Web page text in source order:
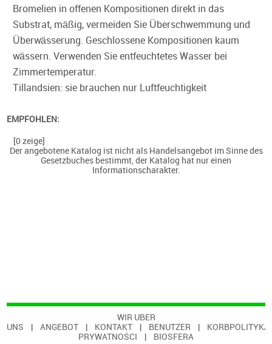
Bromelien in offenen Kompositionen direkt in das
Substrat, mäßig, vermeiden Sie Überschwemmung und
Überwässerung. Geschlossene Kompositionen kaum
wässern. Verwenden Sie entfeuchtetes Wasser bei
Zimmertemperatur.
Tillandsien: sie brauchen nur Luftfeuchtigkeit
EMPFOHLEN:
[0 zeige]
Der angebotene Katalog ist nicht als Handelsangebot im Sinne des
Gesetzbuches bestimmt, der Katalog hat nur einen
Informationscharakter.
WIR UBER
UNS |ANGEBOT | KONTAKT | BENUTZER | KORBPOLITYKA
PRYWATNOŚCI | BIOSFERA